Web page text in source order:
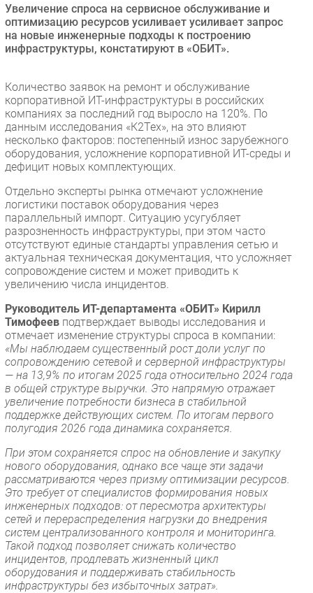
Финансы
Web
Безопасность
CIO/Управление ИТ
Гаджеты
Здоровье
РАЗДЕЛЫ
Новости
Аналитика
Интервью
Мероприятия
Проекты
IT класс
Тестовый стенд
Каталог компаний
Увеличение спроса на сервисное обслуживание и
оптимизацию ресурсов усиливает усиливает запрос
на новые инженерные подходы к построению
инфраструктуры, констатируют в «ОБИТ».
Количество заявок на ремонт и обслуживание
корпоративной ИТ-инфраструктуры в российских
компаниях за последний год выросло на 120%. По
данным исследования «К2Тех», на это влияют
несколько факторов: постепенный износ зарубежного
оборудования, усложнение корпоративной ИТ-среды и
дефицит новых комплектующих.
Отдельно эксперты рынка отмечают усложнение
логистики поставок оборудования через
параллельный импорт. Ситуацию усугубляет
разрозненность инфраструктуры, при этом часто
отсутствуют единые стандарты управления сетью и
актуальная техническая документация, что усложняет
сопровождение систем и может приводить к
увеличению числа инцидентов.
Руководитель ИТ-департамента «ОБИТ» Кирилл
Тимофеев подтверждает выводы исследования и
отмечает изменение структуры спроса в компании:
«Мы наблюдаем существенный рост доли услуг по
сопровождению сетевой и серверной инфраструктуры
— на 13,9% по итогам 2025 года относительно 2024 года
в общей структуре выручки. Это напрямую отражает
увеличение потребности бизнеса в стабильной
поддержке действующих систем. По итогам первого
полугодия 2026 года динамика сохраняется.
При этом сохраняется спрос на обновление и закупку
нового оборудования, однако все чаще эти задачи
рассматриваются через призму оптимизации ресурсов.
Это требует от специалистов формирования новых
инженерных подходов: от пересмотра архитектуры
сетей и перераспределения нагрузки до внедрения
систем централизованного контроля и мониторинга.
Такой подход позволяет снижать количество
инцидентов, продлевать жизненный цикл
оборудования и поддерживать стабильность
инфраструктуры без избыточных затрат».